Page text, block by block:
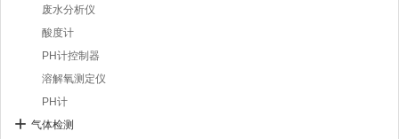
废水分析仪
酸度计
PH计控制器
溶解氧测定仪
PH计
气体检测